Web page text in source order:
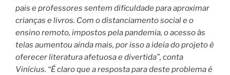
pais e professores sentem dificuldade para aproximar
crianças e livros. Com o distanciamento social e o
ensino remoto, impostos pela pandemia, o acesso às
telas aumentou ainda mais, por isso a ideia do projeto é
oferecer literatura afetuosa e divertida”, conta
Vinícius. “É claro que a resposta para deste problema é